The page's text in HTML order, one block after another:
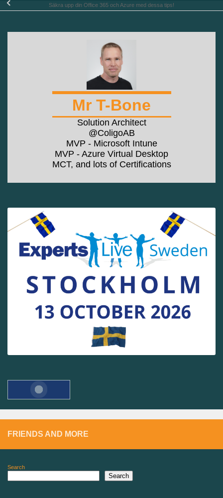
Säkra upp din Office 365 och Azure med dessa tips!
Mr T-Bone
Solution Architect
@ColigoAB
MVP - Microsoft Intune
MVP - Azure Virtual Desktop
MCT, and lots of Certifications
FRIENDS AND MORE
Search
Search